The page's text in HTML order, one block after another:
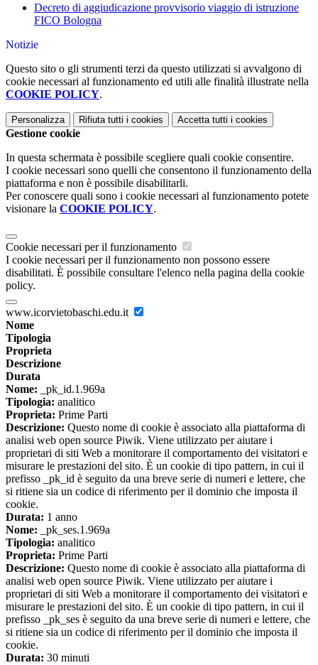
Decreto di aggiudicazione provvisorio viaggio di istruzione
FICO Bologna
Notizie
Questo sito o gli strumenti terzi da questo utilizzati si avvalgono di
cookie necessari al funzionamento ed utili alle finalità illustrate nella
COOKIE POLICY.
Personalizza Rifiuta tutti i cookies Accetta tutti i cookies
Gestione cookie
In questa schermata è possibile scegliere quali cookie consentire.
I cookie necessari sono quelli che consentono il funzionamento della
piattaforma e non è possibile disabilitarli.
Per conoscere quali sono i cookie necessari al funzionamento potete
visionare la COOKIE POLICY.
Cookie necessari per il funzionamento
I cookie necessari per il funzionamento non possono essere
disabilitati. È possibile consultare l'elenco nella pagina della cookie
policy.
www.icorvietobaschi.edu.it
Nome
Tipologia
Proprieta
Descrizione
Durata
Nome: _pk_id.1.969a
Tipologia: analitico
Proprieta: Prime Parti
Descrizione: Questo nome di cookie è associato alla piattaforma di
analisi web open source Piwik. Viene utilizzato per aiutare i
proprietari di siti Web a monitorare il comportamento dei visitatori e
misurare le prestazioni del sito. È un cookie di tipo pattern, in cui il
prefisso _pk_id è seguito da una breve serie di numeri e lettere, che
si ritiene sia un codice di riferimento per il dominio che imposta il
cookie.
Durata: 1 anno
Nome: _pk_ses.1.969a
Tipologia: analitico
Proprieta: Prime Parti
Descrizione: Questo nome di cookie è associato alla piattaforma di
analisi web open source Piwik. Viene utilizzato per aiutare i
proprietari di siti Web a monitorare il comportamento dei visitatori e
misurare le prestazioni del sito. È un cookie di tipo pattern, in cui il
prefisso _pk_ses è seguito da una breve serie di numeri e lettere, che
si ritiene sia un codice di riferimento per il dominio che imposta il
cookie.
Durata: 30 minuti